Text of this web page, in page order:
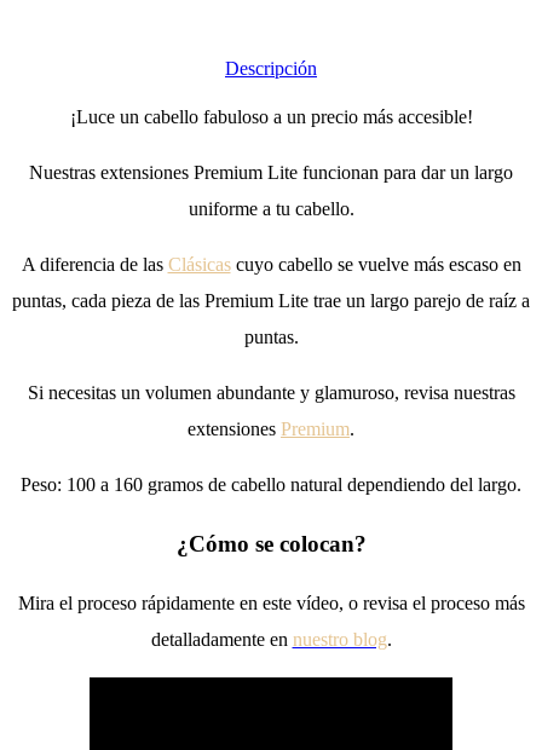
Descripción
¡Luce un cabello fabuloso a un precio más accesible!
Nuestras extensiones Premium Lite funcionan para dar un largo
uniforme a tu cabello.
A diferencia de las Clásicascuyo cabello se vuelve más escaso en
puntas, cada pieza de las Premium Lite trae un largo parejo de raíz a
puntas.
Si necesitas un volumen abundante y glamuroso, revisa nuestras
extensiones Premium.
Peso: 100 a 160 gramos de cabello natural dependiendo del largo.
¿Cómo se colocan?
Mira el proceso rápidamente en este vídeo, o revisa el proceso más
detalladamente en nuestro blog.